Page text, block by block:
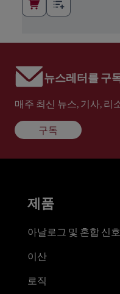
뉴스레터를 구
매주 최신 뉴스, 기사, 리
구독
제품
아날로그 및 혼합 신호
이산
로직